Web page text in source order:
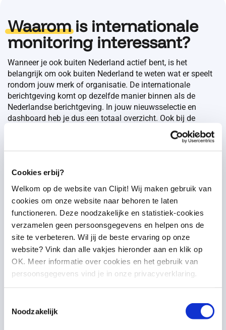
Cookies erbij?
Welkom op de website van Clipit! Wij maken gebruik van
cookies om onze website naar behoren te laten
functioneren. Deze noodzakelijke en statistiek-cookies
verzamelen geen persoonsgegevens en helpen ons de
site te verbeteren. Wil jij de beste ervaring op onze
website? Vink dan alle vakjes hieronder aan en klik op
OK. Meer informatie over cookies en het gebruik van
persoonsgegevens vind je in onze privacyverklaring.
Noodzakelijk
Waaromis internationale
monitoring interessant?
Wanneer je ook buiten Nederland actief bent, is het
belangrijk om ook buiten Nederland te weten wat er speelt
rondom jouw merk of organisatie. De internationale
berichtgeving komt op dezelfde manier binnen als de
Nederlandse berichtgeving. In jouw nieuwsselectie en
dashboard heb je dus een totaal overzicht. Ook bij de
internationale media tonen we het sentiment, PR-waarde en
potentieel bereik. Dit maakt het gemakkelijk om volledige
analyses te kunnen maken van alle relevante berichtgeving.
Watwordt er
Binnen internationale monitoring wordt er gefocust op
online nieuwssites. We monitoren media als Le Monde, The
Times, China Daily, International Herald Tribune, El Pais,
The Financial Times en The New York Times 24 uur per
dag.
Op verzoek monitoren we ook social media internationaal.